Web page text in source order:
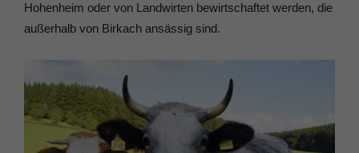
Hohenheim oder von Landwirten bewirtschaftet werden, die
außerhalb von Birkach ansässig sind.